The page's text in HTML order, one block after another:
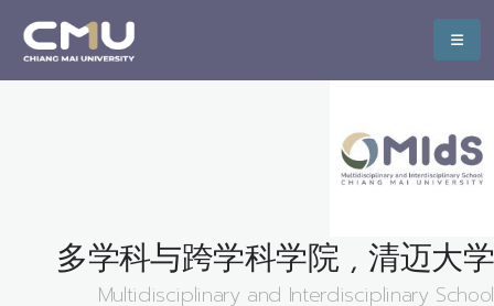
多学科与跨学科学院 , 清迈大学
Multidisciplinary and Interdisciplinary School